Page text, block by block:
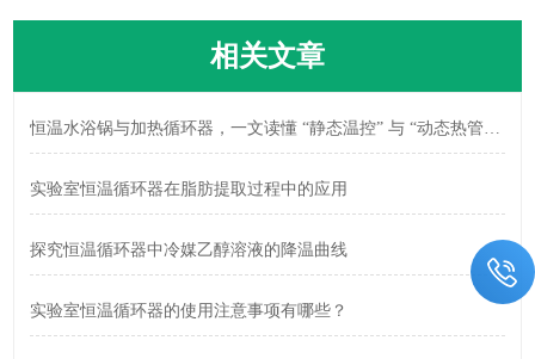
相关文章
恒温水浴锅与加热循环器，一文读懂 “静态温控” 与 “动态热管理” 区别
实验室恒温循环器在脂肪提取过程中的应用
探究恒温循环器中冷媒乙醇溶液的降温曲线
实验室恒温循环器的使用注意事项有哪些？